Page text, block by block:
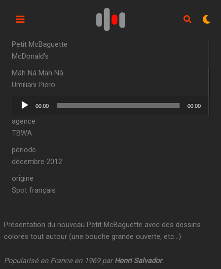
Petit McBaguette
McDonald's
Máh Ná Mah Ná
Umiliani Piero
Lecteur
00:00 00:00
agence
TBWA
période
décembre 2012
origine
Spot français
Présentation du nouveau Petit McBaguette avec des dessins
colorés tout autour (une bouche grande ouverte, etc…)
Popularisé en France en 1969 parHenri Salvador.